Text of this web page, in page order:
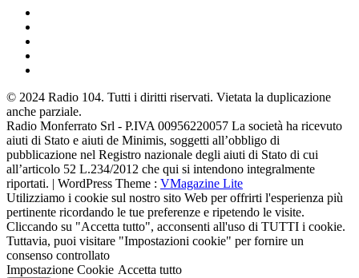
© 2024 Radio 104. Tutti i diritti riservati. Vietata la duplicazione
anche parziale.
Radio Monferrato Srl - P.IVA 00956220057 La società ha ricevuto
aiuti di Stato e aiuti de Minimis, soggetti all’obbligo di
pubblicazione nel Registro nazionale degli aiuti di Stato di cui
all’articolo 52 L.234/2012 che qui si intendono integralmente
riportati. | WordPress Theme : VMagazine Lite
Utilizziamo i cookie sul nostro sito Web per offrirti l'esperienza più
pertinente ricordando le tue preferenze e ripetendo le visite.
Cliccando su "Accetta tutto", acconsenti all'uso di TUTTI i cookie.
Tuttavia, puoi visitare "Impostazioni cookie" per fornire un
consenso controllato
Impostazione Cookie Accetta tutto